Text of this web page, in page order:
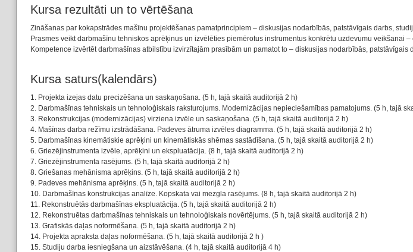
Kursa rezultāti un to vērtēšana
Zināšanas par kokapstrādes mašīnu projektēšanas pamatprincipiem – diskusijas nodarbībās, patstāvīgais darbs,
Prasmes veikt darbmašīnu tehniskos aprēķinus un izvēlēties piemērotus instrumentus konkrētu uzdevumu veikšanai
Kompetence izvērtēt darbmašīnas atbilstību izvirzītajām prasībām un pamatot to – diskusijas nodarbībās, patstāvīgais
Kursa saturs(kalendārs)
1. Projekta izejas datu precizēšana un saskaņošana. (5 h, tajā skaitā auditorijā 2 h)
2. Darbmašīnas tehniskais un tehnoloģiskais raksturojums. Modernizācijas nepieciešamības pamatojums. (5 h, tajā
3. Rekonstrukcijas (modernizācijas) virziena izvēle un saskaņošana. (5 h, tajā skaitā auditorijā 2 h)
4. Mašīnas darba režīmu izstrādāšana. Padeves ātruma izvēles diagramma. (5 h, tajā skaitā auditorijā 2 h)
5. Darbmašīnas kinemātiskie aprēķini un kinemātiskās shēmas sastādīšana. (5 h, tajā skaitā auditorijā 2 h)
6. Griezējinstrumenta izvēle, aprēķini un ekspluatācija. (8 h, tajā skaitā auditorijā 2 h)
7. Griezējinstrumenta rasējums. (5 h, tajā skaitā auditorijā 2 h)
8. Griešanas mehānisma aprēķins. (5 h, tajā skaitā auditorijā 2 h)
9. Padeves mehānisma aprēķins. (5 h, tajā skaitā auditorijā 2 h)
10. Darbmašīnas konstrukcijas analīze. Kopskata vai mezgla rasējums. (8 h, tajā skaitā auditorijā 2 h)
11. Rekonstruētās darbmašīnas ekspluatācija. (5 h, tajā skaitā auditorijā 2 h)
12. Rekonstruētas darbmašīnas tehniskais un tehnoloģiskais novērtējums. (5 h, tajā skaitā auditorijā 2 h)
13. Grafiskās daļas noformēšana. (5 h, tajā skaitā auditorijā 2 h)
14. Projekta apraksta daļas noformēšana. (5 h, tajā skaitā auditorijā 2 h )
15. Studiju darba iesniegšana un aizstāvēšana. (4 h, tajā skaitā auditorijā 4 h)